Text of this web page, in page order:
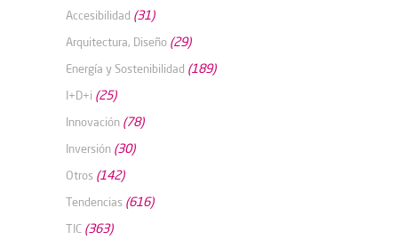
Accesibilidad (31)
Arquitectura, Diseño (29)
Energía y Sostenibilidad (189)
I+D+i (25)
Innovación (78)
Inversión (30)
Otros (142)
Tendencias (616)
TIC (363)